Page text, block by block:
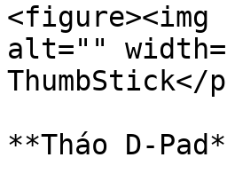
<figure><img
alt=""
**Tháo D-